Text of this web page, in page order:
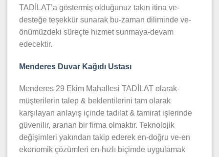
TADİLAT’a göstermiş olduğunuz takın itina ve-
desteğe teşekkür sunarak bu-zaman diliminde ve-
önümüzdeki süreçte hizmet sunmaya-devam
edecektir.
Menderes Duvar Kağıdı Ustası
Menderes 29 Ekim Mahallesi TADİLAT olarak-
müşterilerin talep & beklentilerini tam olarak
karşılayan anlayış içinde tadilat & tamirat işlerinde
güvenilir, aranan bir firma olmaktır. Teknolojik
değişimleri yakından takip ederek en-doğru ve-en
ekonomik çözümleri en-hızlı biçimde uygulamak